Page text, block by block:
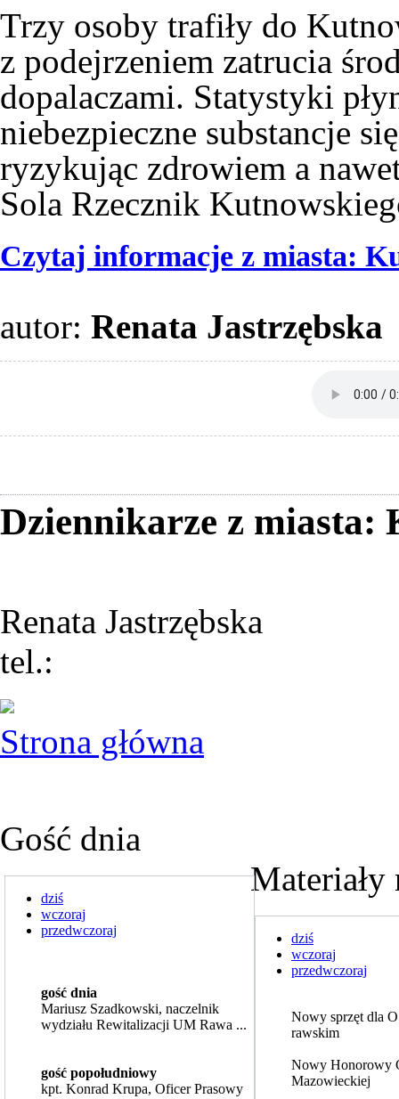
Trzy osoby trafiły do
z podejrzeniem zatrucia
dopalaczami. Statystyki
niebezpieczne substancje
ryzykując zdrowiem a
Sola Rzecznik
Czytaj informacje z miasta:
autor: Renata Jastrzębska
Dziennikarze z miasta:
Renata Jastrzębska
tel.:
Strona główna
Gość dnia
dziś
wczoraj
przedwczoraj
gość dnia
Mariusz Szadkowski, naczelnik
wydziału Rewitalizacji UM Rawa ...
gość popołudniowy
kpt. Konrad Krupa, Oficer Prasowy
Materiały
dziś
wczoraj
przedwczoraj
Nowy sprzęt dla
rawskim
Nowy Honorowy
Mazowieckiej